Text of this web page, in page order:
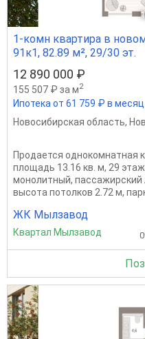
1
1-комн квартира в
91к1, 82.89 м², 29/30 эт.
12 890 000 ₽
155 507 ₽ за м2
Ипотека от 61 759 ₽ в месяц
Новосибирская область,
Продается однокомнатная
площадь 13.16 кв. м, 29
монолитный, пассажирский
высота потолков 2.72 м,
ЖК Мылзавод
Квартал Мылзавод